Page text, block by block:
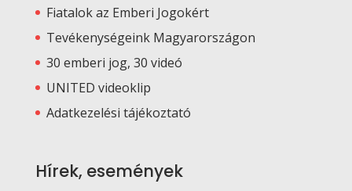
Fiatalok az Emberi Jogokért
Tevékenységeink Magyarországon
30 emberi jog, 30 videó
UNITED videoklip
Adatkezelési tájékoztató
Hírek, események